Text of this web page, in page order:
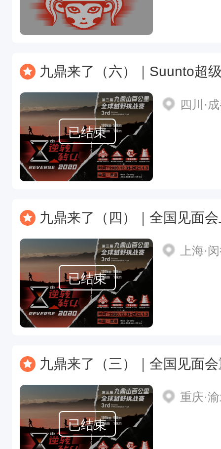
九鼎来了（六）｜Suunto超级玩家X全
已结束
四川·
九鼎来了（四）｜全国见面
已结束
上海·
九鼎来了（三）｜全国见面
已结束
重庆·